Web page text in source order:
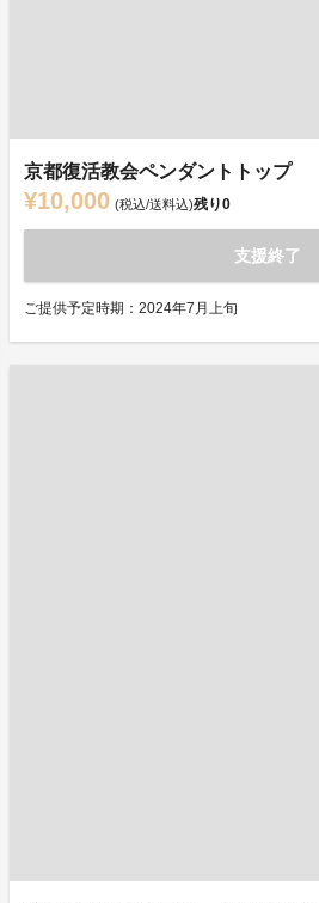
京都復活教会ペンダントトップ
¥10,000 (税込/送料込)残り0
支援終了
ご提供予定時期：2024年7月上旬